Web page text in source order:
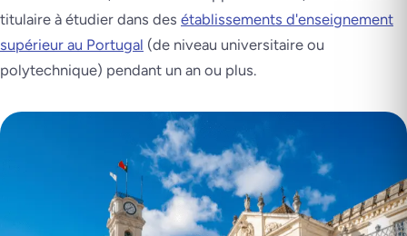
titulaire à étudier dans des établissements d'enseignement
supérieur au Portugal (de niveau universitaire ou
polytechnique) pendant un an ou plus.